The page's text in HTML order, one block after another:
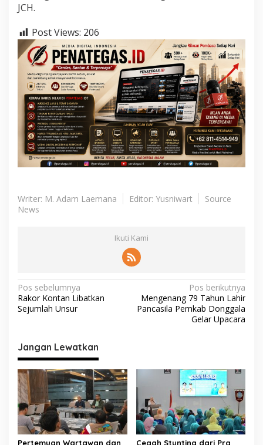
JCH.
Post Views: 206
Writer: M. Adam Laemana Editor: Yusniwart
Source
News
Ikuti Kami
N
a
i
g
a
s
i
p
o
Pos sebelumnya
Rakor Kontan Libatkan
Sejumlah Unsur
Pos berikutnya
Mengenang 79 Tahun Lahir
Pancasila Pemkab Donggala
Gelar Upacara
Jangan Lewatkan
Pertemuan Wartawan dan
Cegah Stunting dari Pra